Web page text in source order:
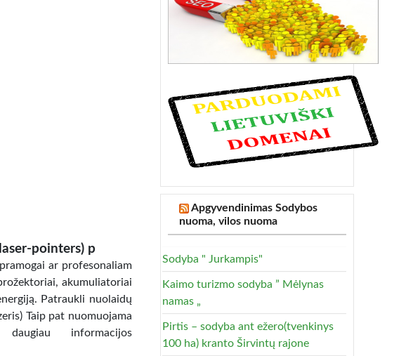
pointers) p
ar profesonaliam
akumuliatoriai
Patraukli nuolaidų
Taip pat nuomuojama
informacijos
Apgyvendinimas Sodybos
nuoma, vilos nuoma
Sodyba " Jurkampis"
Kaimo turizmo sodyba ” Mėlynas
namas „
Pirtis – sodyba ant ežero(tvenkinys
100 ha) kranto Širvintų rajone